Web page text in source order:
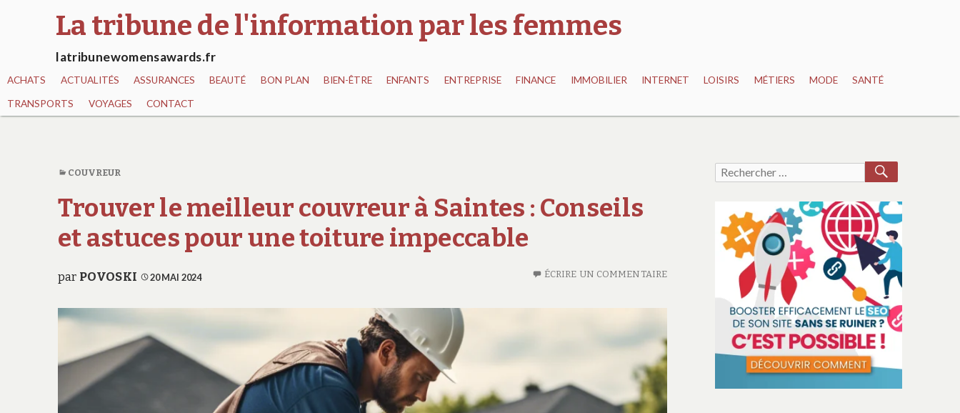
La tribune de l'information par les femmes
latribunewomensawards.fr
ACHATS ACTUALITÉS ASSURANCES BEAUTÉ BON PLAN BIEN-ÊTRE ENFANTS ENTREPRISE FINANCE IMMOBILIER INTERNET LOISIRS MÉTIERS MODE SANTÉ
TRANSPORTS VOYAGES CONTACT
COUVREUR
Trouver le meilleur couvreur à Saintes : Conseils
et astuces pour une toiture impeccable
par POVOSKI 20 MAI 2024 ÉCRIRE UN COMMENTAIRE
Recherche